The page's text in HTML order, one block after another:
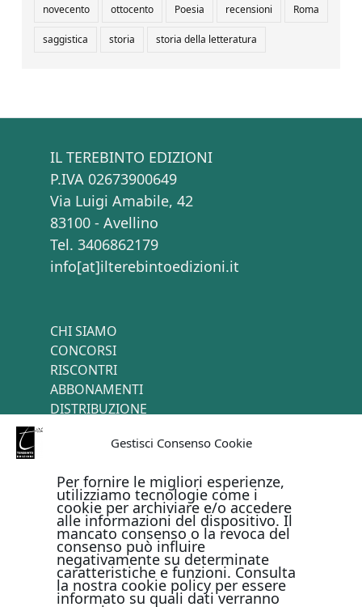
Gestisci Consenso Cookie
Per fornire le migliori esperienze,
utilizziamo tecnologie come i
cookie per archiviare e/o accedere
alle informazioni del dispositivo. Il
mancato consenso o la revoca del
consenso può influire
negativamente su determinate
caratteristiche e funzioni. Consulta
la nostra cookie policy per essere
informato su quali dati verranno
novecento ottocento Poesia recensioni Roma
saggistica storia storia della letteratura
IL TEREBINTO EDIZIONI
P.IVA 02673900649
Via Luigi Amabile, 42
83100 - Avellino
Tel. 3406862179
info[at]ilterebintoedizioni.it
CHI SIAMO
CONCORSI
RISCONTRI
ABBONAMENTI
DISTRIBUZIONE
PAGAMENTI ONLINE CON